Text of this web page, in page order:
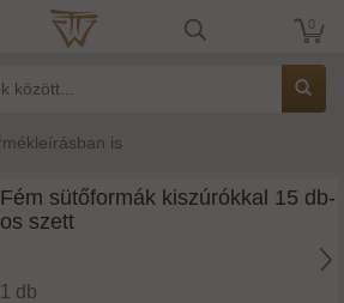
0
is
Fém sütőformák kiszúrókkal 15 db-
os szett
1 db